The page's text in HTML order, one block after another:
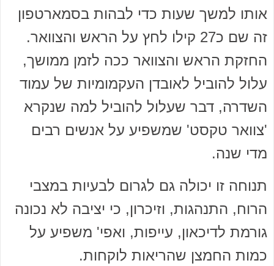
אותו למשך שעות כדי לבהות בסמארטפון
זה שם כ27 קילו לחץ על הראש והצוואר.
החזקת הראש והצוואר ככה לזמן ממושך,
עלול להוביל לאובדן העקמומיות של עמוד
השדרה, דבר שעלול להוביל למה שנקרא
'צוואר טקסט' שמשפיע על אנשים רבים
מדי שנה.
תנוחה זו יכולה גם לגרום לבעיות במצבי
הרוח, התנהגות, וזיכרון, כי יציבה לא נכונה
גורמת לדיכאון, עייפות, ואפי' משפיע על
כמות החמצן שהריאות לוקחות.